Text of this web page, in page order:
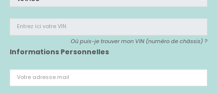
Entrez ici votre VIN
Où puis-je trouver mon VIN (numéro de châssis) ?
Informations Personnelles
Votre adresse mail